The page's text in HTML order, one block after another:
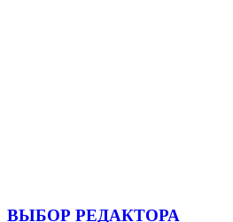
ВЫБОР РЕДАКТОРА